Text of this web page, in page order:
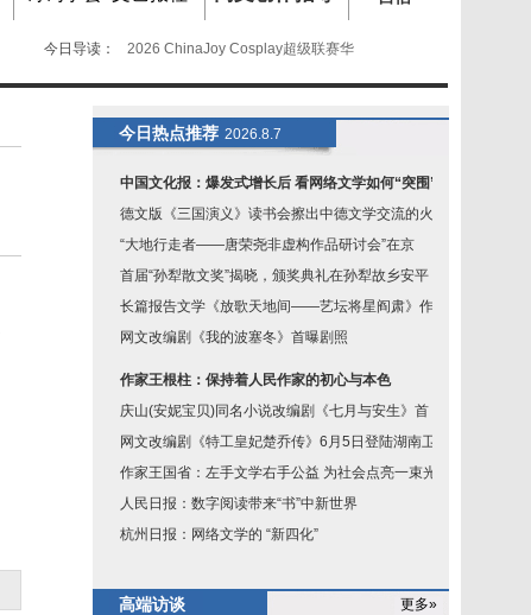
今日导读：
「为热爱拾光！」ChinaJoy 摄影区招
今日热点推荐 2026.8.7
中国文化报：爆发式增长后 看网络文学如何“突围”
德文版《三国演义》读书会擦出中德文学交流的火
“大地行走者——唐荣尧非虚构作品研讨会”在京
首届“孙犁散文奖”揭晓，颁奖典礼在孙犁故乡安平
长篇报告文学《放歌天地间——艺坛将星阎肃》作
网文改编剧《我的波塞冬》首曝剧照
作家王根柱：保持着人民作家的初心与本色
庆山(安妮宝贝)同名小说改编剧《七月与安生》首
网文改编剧《特工皇妃楚乔传》6月5日登陆湖南卫
作家王国省：左手文学右手公益 为社会点亮一束光
人民日报：数字阅读带来“书”中新世界
杭州日报：网络文学的 “新四化”
高端访谈 更多»